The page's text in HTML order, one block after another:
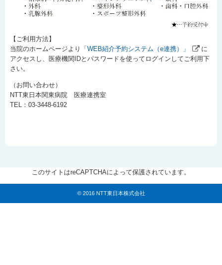
【ご利用方法】
当院のホームページより「 WEB紹介予約システム（e連携）」
に
アクセスし、医療機関IDとパスワードを使ってログインしてご利用下
さい。
（お問い合わせ）
NTT東日本関東病院 医療連携室
TEL：03-3448-6192
このサイトはreCAPTCHAによって保護されています。
© 2016 NTT東日本株式会社